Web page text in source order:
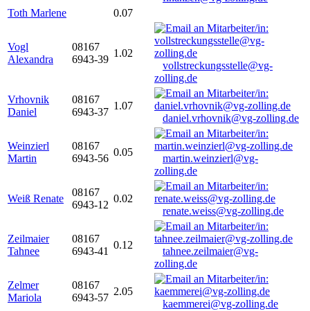
Toth Marlene
0.07
Vogl
Alexandra
08167
6943-39
1.02
vollstreckungsstelle@vg-
zolling.de
Vrhovnik
Daniel
08167
6943-37
1.07
daniel.vrhovnik@vg-zolling.de
Weinzierl
Martin
08167
6943-56
0.05
martin.weinzierl@vg-
zolling.de
Weiß Renate
08167
6943-12
0.02
renate.weiss@vg-zolling.de
Zeilmaier
Tahnee
08167
6943-41
0.12
tahnee.zeilmaier@vg-
zolling.de
Zelmer
Mariola
08167
6943-57
2.05
kaemmerei@vg-zolling.de